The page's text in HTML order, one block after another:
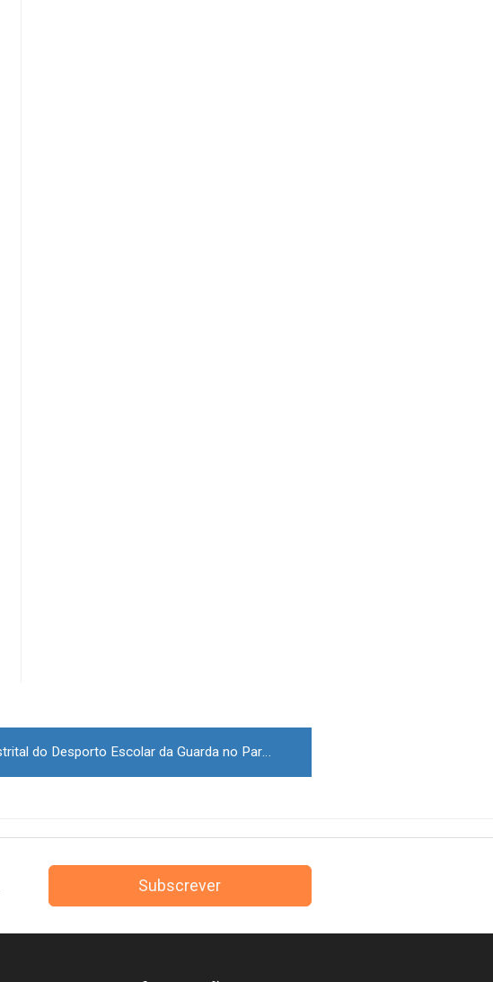
Corta-Mato Distrital do Desporto Escolar da Guarda no Parque Urbano do Rio Diz
Subscrever